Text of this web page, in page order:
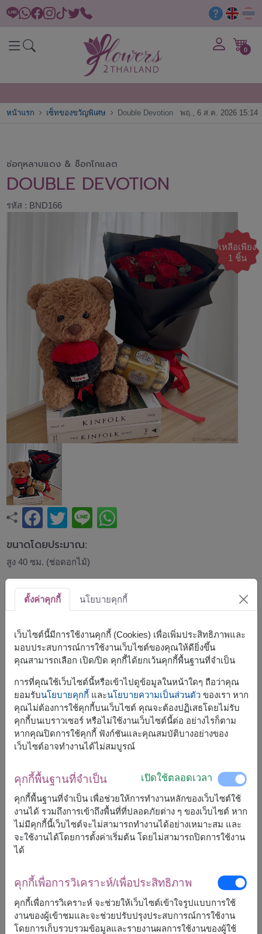
0
หน้าแรก เซ็ทของขวัญพิเศษ Double Devotion พฤ., 6 ส.ค. 2026 15:14
ช่อกุหลาบแดง & ช็อกโกแลต
DOUBLE DEVOTION
รหัส : BND166
เหลือเพียง
1 ชิ้น
ขนาดโดยประมาณ:
สูง 40 ซม. (ช่อดอกไม้)
บอกรักอย่างมีสไตล์ด้วยช่อกุหลาบแดงพรีเมียม จับคู่กับ
ตุ๊กตาหมีนุ่มน่ารักและช็อกโกแลต Ferrero Rocher คุณภาพ
โอกาสที่ต้องการสร้างความประทับใจ พร้อมบริการจัดส่งทั่ว
ประเทศไทย
สินค้าประกอบด้วย :
ช่อดอกไม้สด
ตุ๊กตา (สูง 28 ซม.)
ช็อคโกแลตเฟอร์เรโรรอชเชอร์ 16 ลูก (1 กล่อง)
จัดส่งได้เร็วสุด พรุ่งนี้ใน บางพื้นที่และพฤ., 13 ส.ค. 2026
สำหรับพื้นที่อื่นๆ
แต่สามารถกำหนดวันได้
ราคาตามพื้นที่จัดส่ง
ฟรีจัดส่ง ฟรีการ์ดเขียนข้อความ
ตั้งค่าคุกกี้ นโยบายคุกกี้
เว็บไซต์นี้มีการใช้งานคุกกี้ (Cookies) เพื่อเพิ่มประสิทธิภาพและ
มอบประสบการณ์การใช้งานเว็บไซต์ของคุณให้ดียิ่งขึ้น
คุณสามารถเลือก เปิด/ปิด คุกกี้ได้ยกเว้นคุกกี้พื้นฐานที่จำเป็น
การที่คุณใช้เว็บไซต์นี้หรือเข้าไปดูข้อมูลในหน้าใดๆ ถือว่าคุณ
ยอมรับนโยบายคุกกี้ และนโยบายความเป็นส่วนตัวของเรา หาก
คุณไม่ต้องการใช้คุกกี้บนเว็บไซต์ คุณจะต้องปฏิเสธโดยไม่รับ
คุกกี้บนเบราวเซอร์ หรือไม่ใช้งานเว็บไซต์นี้ต่อ อย่างไรก็ตาม
หากคุณปิดการใช้คุกกี้ ฟังก์ชันและคุณสมบัติบางอย่างของ
เว็บไซต์อาจทำงานได้ไม่สมบูรณ์
คุกกี้พื้นฐานที่จำเป็น เปิดใช้ตลอดเวลา
คุกกี้พื้นฐานที่จำเป็น เพื่อช่วยให้การทำงานหลักของเว็บไซต์ใช้
งานได้ รวมถึงการเข้าถึงพื้นที่ที่ปลอดภัยต่าง ๆ ของเว็บไซต์ หาก
ไม่มีคุกกี้นี้เว็บไซต์จะไม่สามารถทำงานได้อย่างเหมาะสม และ
จะใช้งานได้โดยการตั้งค่าเริ่มต้น โดยไม่สามารถปิดการใช้งาน
ได้
คุกกี้เพื่อการวิเคราะห์/เพื่อประสิทธิภาพ
คุกกี้เพื่อการวิเคราะห์ จะช่วยให้เว็บไซต์เข้าใจรูปแบบการใช้
งานของผู้เข้าชมและจะช่วยปรับปรุงประสบการณ์การใช้งาน
โดยการเก็บรวบรวมข้อมูลและรายงานผลการใช้งานของผู้ใช้